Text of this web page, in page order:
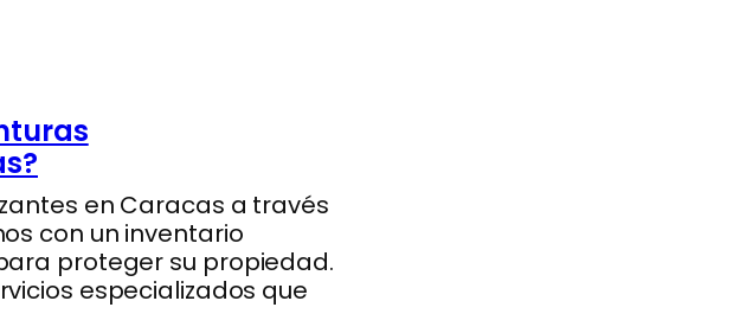
en Caracas a través
con un inventario
proteger su propiedad.
especializados que